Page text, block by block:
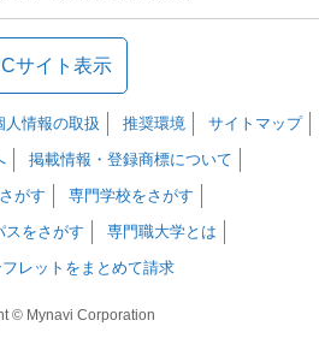
サイト表示
人情報の取扱 推奨環境
サイトマップ
掲載情報・登録商標について
がす
専門学校をさがす
スをさがす
専門職大学とは
レットをまとめて請求
© Mynavi Corporation